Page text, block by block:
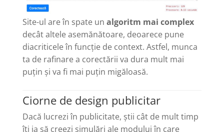
Site-ul are în spate un algoritm mai complex
decât altele asemănătoare, deoarece pune
diacriticele în funcție de context. Astfel, munca
ta de rafinare a corectării va dura mult mai
puțin și va fi mai puțin migăloasă.
Ciorne de design publicitar
Dacă lucrezi în publicitate, știi cât de mult timp
îți ia să creezi simulări ale modului în care